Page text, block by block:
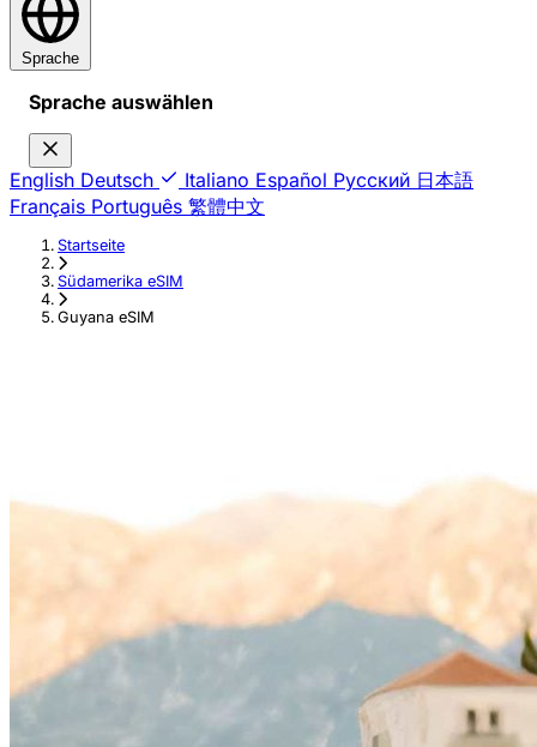
Sprache
Sprache auswählen
English Deutsch Italiano Español Русский 日本語
Français Português 繁體中文
Startseite
›
Südamerika eSIM
›
Guyana eSIM